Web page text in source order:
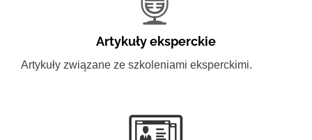
Artykuły eksperckie
Artykuły związane ze szkoleniami eksperckimi.